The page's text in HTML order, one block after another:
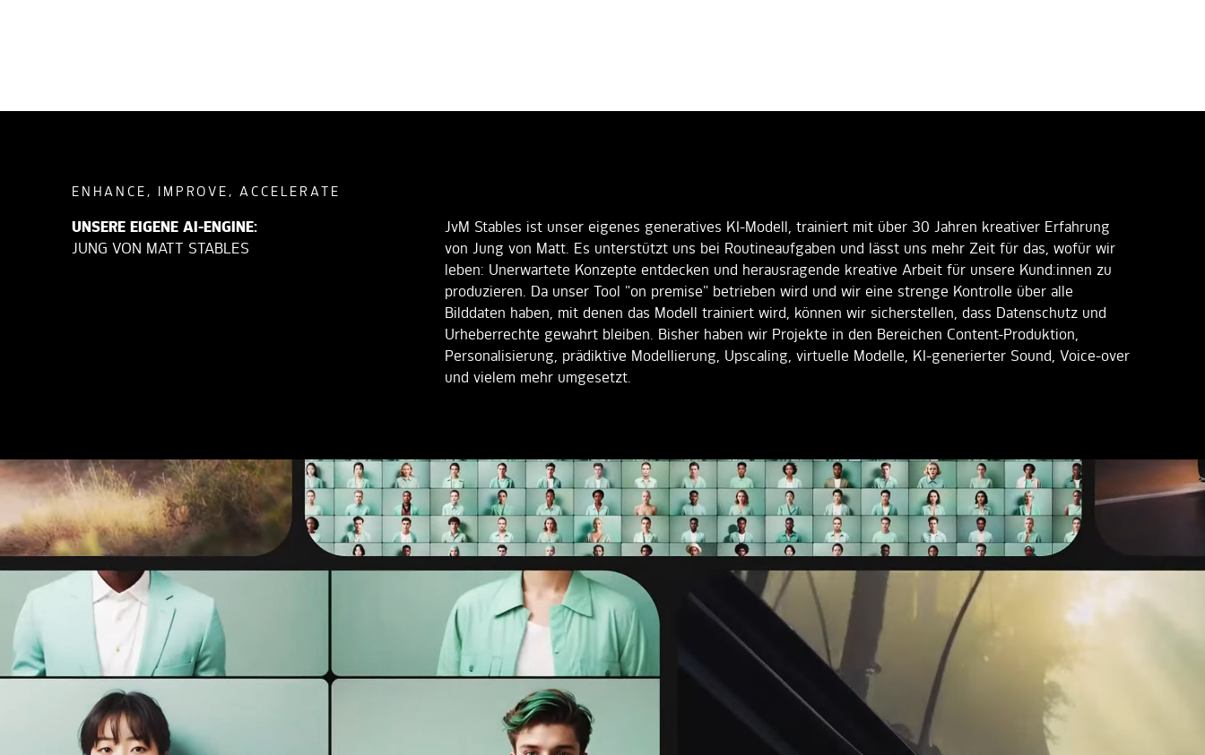
GIENI
SCHWEIZER KI
INNOVATION
PARTFOX
CNC KI-
MATCHING
ENHANCE, IMPROVE, ACCELERATE
UNSERE EIGENE AI-ENGINE:
JUNG VON MATT STABLES
JvM Stables ist unser eigenes generatives KI-Modell, trainiert mit über 30 Jahren kreativer Erfahrung
von Jung von Matt. Es unterstützt uns bei Routineaufgaben und lässt uns mehr Zeit für das, wofür wir
leben: Unerwartete Konzepte entdecken und herausragende kreative Arbeit für unsere Kund:innen zu
produzieren. Da unser Tool "on premise" betrieben wird und wir eine strenge Kontrolle über alle
Bilddaten haben, mit denen das Modell trainiert wird, können wir sicherstellen, dass Datenschutz und
Urheberrechte gewahrt bleiben. Bisher haben wir Projekte in den Bereichen Content-Produktion,
Personalisierung, prädiktive Modellierung, Upscaling, virtuelle Modelle, KI-generierter Sound, Voice-over
und vielem mehr umgesetzt.